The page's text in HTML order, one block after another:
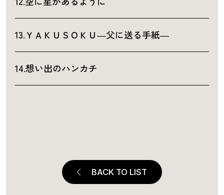
13.ＹＡＫＵＳＯＫＵ―父に送る手紙―
14.想い出のハンカチ
BACK TO LIST